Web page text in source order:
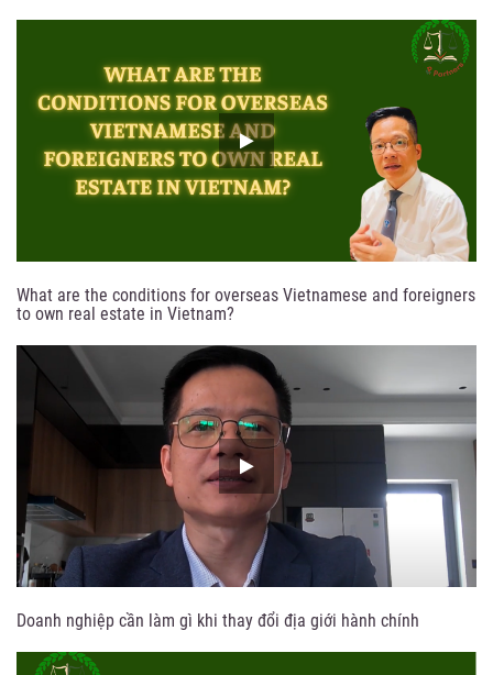
What are the conditions for overseas Vietnamese and foreigners
to own real estate in Vietnam?
Doanh nghiệp cần làm gì khi thay đổi địa giới hành chính